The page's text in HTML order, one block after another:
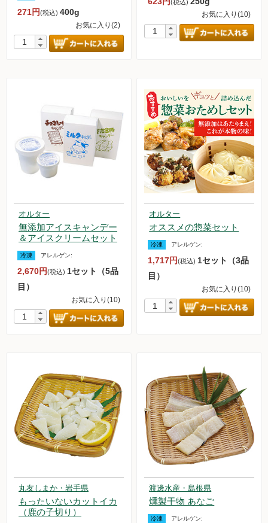
パン・蜂蜜・ジャム他
肉類
冷蔵食品他
麺
調味料
飲料品
粉・餅
健康応援グッズ
石けん・生活用品
ご利用ガイド
271円(税込) 400g
お気に入り(2)
(税込)
お気に入り(10)
オルター
無添加アイスキャンデー
＆アイスクリームセット
冷凍 アレルゲン:
2,670円(税込) 1セット（5品
目）
お気に入り(10)
オルター
オススメの惣菜セット
冷凍 アレルゲン:
1,717円(税込) 1セット（3品
目）
お気に入り(10)
丸友しまか・岩手県
もったいないカットイカ
（鹿の子切り）
渡邊水産・島根県
燻製干物 あなご
冷凍 アレルゲン: